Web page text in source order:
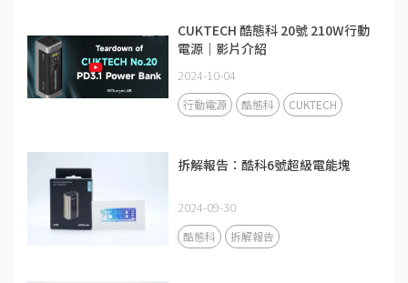
CUKTECH 酷態科 20號 210W行動
電源｜影片介紹
2024-10-04
行動電源 酷態科 CUKTECH
拆解報告：酷科6號超級電能塊
2024-09-30
酷態科 拆解報告